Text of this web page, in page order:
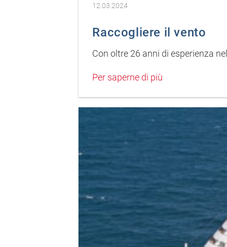
12.03.2024
Raccogliere il vento
Con oltre 26 anni di esperienza
Per saperne di più